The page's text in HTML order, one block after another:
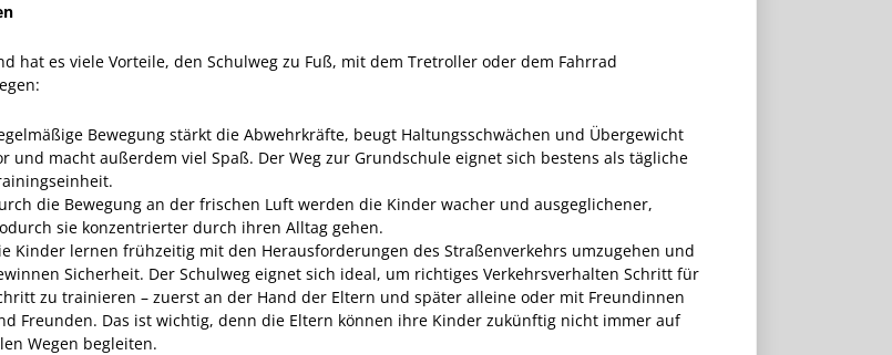
hat es viele Vorteile, den Schulweg zu Fuß, mit dem Tretroller oder dem Fahrrad
Bewegung stärkt die Abwehrkräfte, beugt Haltungsschwächen und Übergewicht
und macht außerdem viel Spaß. Der Weg zur Grundschule eignet sich bestens als tägliche
die Bewegung an der frischen Luft werden die Kinder wacher und ausgeglichener,
sie konzentrierter durch ihren Alltag gehen.
Kinder lernen frühzeitig mit den Herausforderungen des Straßenverkehrs umzugehen und
Sicherheit. Der Schulweg eignet sich ideal, um richtiges Verkehrsverhalten Schritt für
zu trainieren – zuerst an der Hand der Eltern und später alleine oder mit Freundinnen
Freunden. Das ist wichtig, denn die Eltern können ihre Kinder zukünftig nicht immer auf
Wegen begleiten.